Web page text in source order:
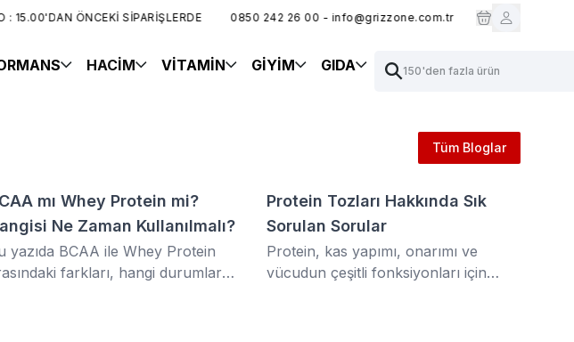
15.00'DAN ÖNCEKİ SİPARİŞLERDE 0850 242 26 00 - info@grizzone.com.tr GRZ10 KODUYLA
HACİM VİTAMİN GİYİM GIDA 150'den fazla ürün
Tüm Bloglar
mı Whey Protein mi?
Ne Zaman Kullanılmalı?
yazıda BCAA ile Whey Protein
farkları, hangi durumlarda
Protein Tozları Hakkında Sık
Sorulan Sorular
Protein, kas yapımı, onarımı ve
vücudun çeşitli fonksiyonları için